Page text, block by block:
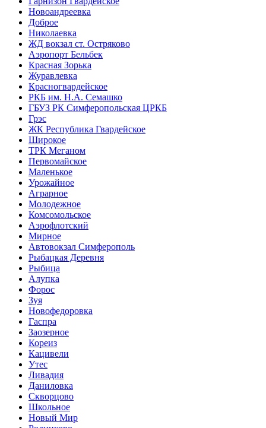
Новоандреевка
Доброе
Николаевка
ЖД вокзал ст. Остряково
Аэропорт Бельбек
Красная Зорька
Журавлевка
Красногвардейское
РКБ им. Н.А. Семашко
ГБУЗ РК Симферопольская ЦРКБ
Грэс
ЖК Республика Гвардейское
Широкое
ТРК Меганом
Первомайское
Маленькое
Урожайное
Аграрное
Молодежное
Комсомольское
Аэрофлотский
Мирное
Автовокзал Симферополь
Рыбацкая Деревня
Рыбица
Алупка
Форос
Зуя
Новофедоровка
Гаспра
Заозерное
Кореиз
Кацивели
Утес
Ливадия
Даниловка
Скворцово
Школьное
Новый Мир